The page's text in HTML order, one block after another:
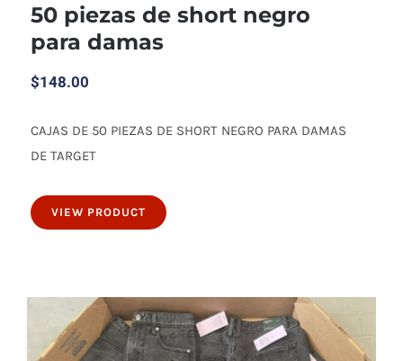
50 piezas de short negro para damas
50 piezas de short negro
para damas
$148.00
CAJAS DE 50 PIEZAS DE SHORT NEGRO PARA DAMAS
DE TARGET
VIEW PRODUCT